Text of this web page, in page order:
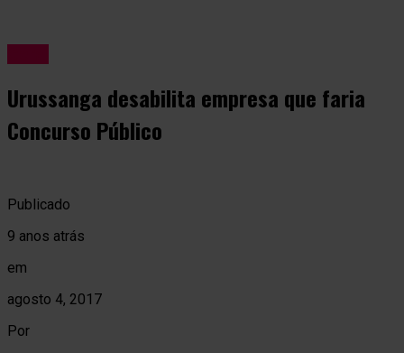
Urussanga desabilita empresa que faria
Concurso Público
Publicado
9 anos atrás
em
agosto 4, 2017
Por